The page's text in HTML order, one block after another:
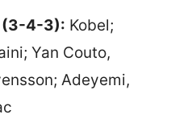
(3-4-3): Kobel;
Yan Couto,
Adeyemi,